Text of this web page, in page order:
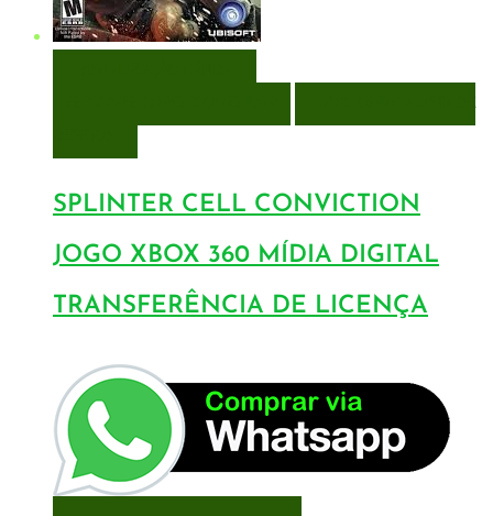
SPLINTER CELL CONVICTION
JOGO XBOX 360 MÍDIA DIGITAL
TRANSFERÊNCIA DE LICENÇA